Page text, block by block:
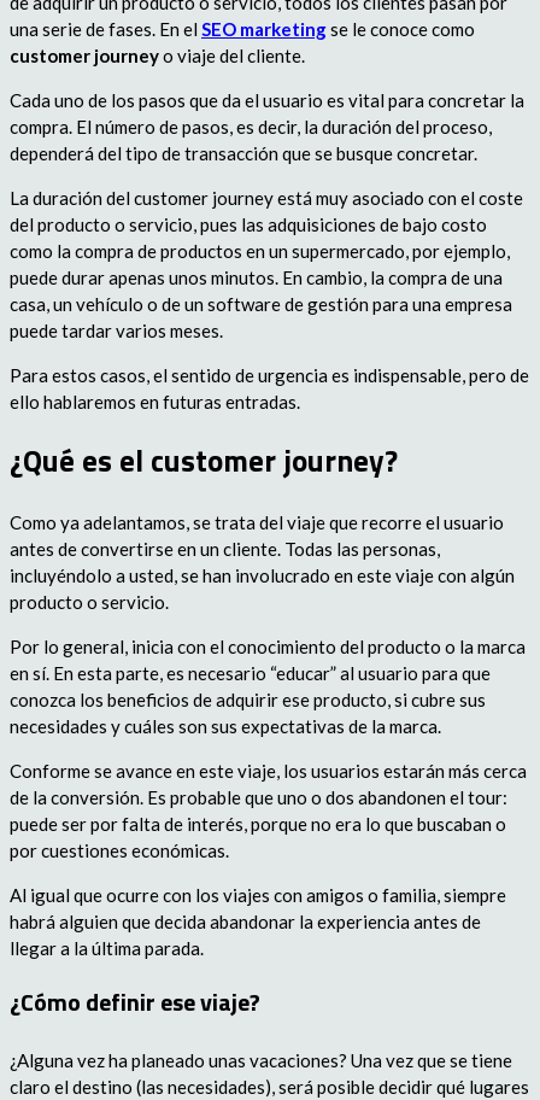
una serie de fases. En el SEO marketingse le conoce como
customer journeyo viaje del cliente.
Cada uno de los pasos que da el usuario es vital para concretar la
compra. El número de pasos, es decir, la duración del proceso,
dependerá del tipo de transacción que se busque concretar.
La duración del customer journey está muy asociado con el coste
del producto o servicio, pues las adquisiciones de bajo costo
como la compra de productos en un supermercado, por ejemplo,
puede durar apenas unos minutos. En cambio, la compra de una
casa, un vehículo o de un software de gestión para una empresa
puede tardar varios meses.
Para estos casos, el sentido de urgencia es indispensable, pero de
ello hablaremos en futuras entradas.
¿Qué es el customer journey?
Como ya adelantamos, se trata del viaje que recorre el usuario
antes de convertirse en un cliente. Todas las personas,
incluyéndolo a usted, se han involucrado en este viaje con algún
producto o servicio.
Por lo general, inicia con el conocimiento del producto o la marca
en sí. En esta parte, es necesario “educar” al usuario para que
conozca los beneficios de adquirir ese producto, si cubre sus
necesidades y cuáles son sus expectativas de la marca.
Conforme se avance en este viaje, los usuarios estarán más cerca
de la conversión. Es probable que uno o dos abandonen el tour:
puede ser por falta de interés, porque no era lo que buscaban o
por cuestiones económicas.
Al igual que ocurre con los viajes con amigos o familia, siempre
habrá alguien que decida abandonar la experiencia antes de
llegar a la última parada.
¿Cómo definir ese viaje?
¿Alguna vez ha planeado unas vacaciones? Una vez que se tiene
claro el destino (las necesidades), será posible decidir qué lugares